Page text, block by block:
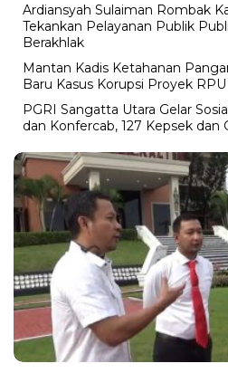
Ardiansyah Sulaiman Rombak
Tekankan Pelayanan Publik
Berakhlak
Mantan Kadis Ketahanan
Baru Kasus Korupsi Proyek RPU
PGRI Sangatta Utara Gelar
dan Konfercab, 127 Kepsek